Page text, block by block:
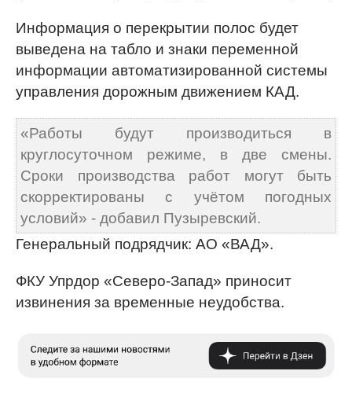
Информация о перекрытии полос будет
выведена на табло и знаки переменной
информации автоматизированной системы
управления дорожным движением КАД.
«Работы будут производиться в
круглосуточном режиме, в две смены.
Сроки производства работ могут быть
скорректированы с учётом погодных
условий» - добавил Пузыревский.
Генеральный подрядчик: АО «ВАД».
ФКУ Упрдор «Северо-Запад» приносит
извинения за временные неудобства.